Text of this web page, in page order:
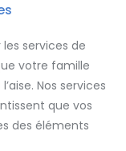
services de
votre famille
Nos services
que vos
des éléments